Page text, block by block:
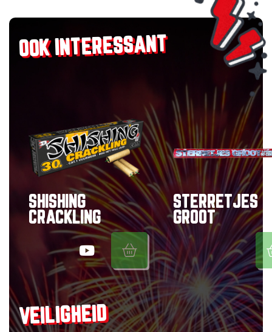
OOK INTERESSANT
SHISHING
CRACKLING
STERRETJES
GROOT
VEILIGHEID